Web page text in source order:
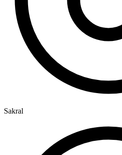
Sakral